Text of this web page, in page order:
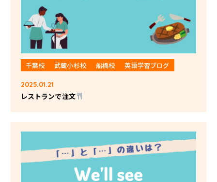
千葉校 武蔵小杉校 船橋校 英語学習ブログ
2025.01.21
レストランで注文